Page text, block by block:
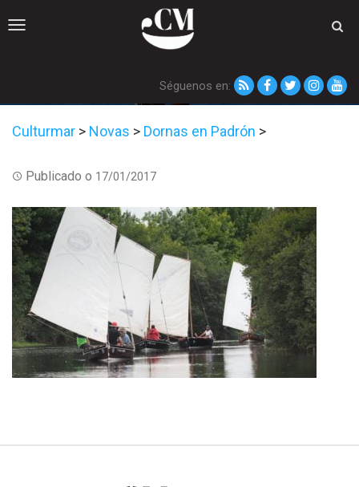
Toggle
Séguenos en:
Culturmar > Novas > Dornas en Padrón >
Publicado o 17/01/2017